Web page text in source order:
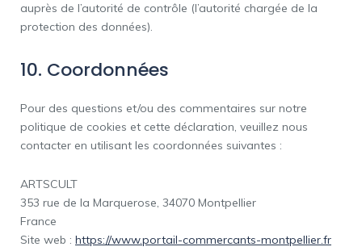
auprès de l’autorité de contrôle (l’autorité chargée de la
protection des données).
10. Coordonnées
Pour des questions et/ou des commentaires sur notre
politique de cookies et cette déclaration, veuillez nous
contacter en utilisant les coordonnées suivantes :
ARTSCULT
353 rue de la Marquerose, 34070 Montpellier
France
Site web : https://www.portail-commercants-montpellier.fr